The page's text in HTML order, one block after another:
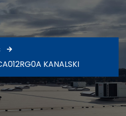
KANALSKI